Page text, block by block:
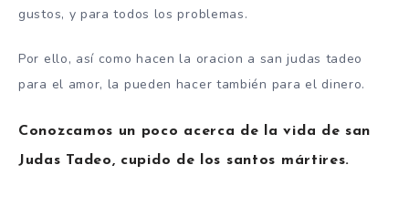
gustos, y para todos los problemas.
Por ello, así como hacen la oracion a san judas tadeo
para el amor, la pueden hacer también para el dinero.
Conozcamos un poco acerca de la vida de san
Judas Tadeo, cupido de los santos mártires.